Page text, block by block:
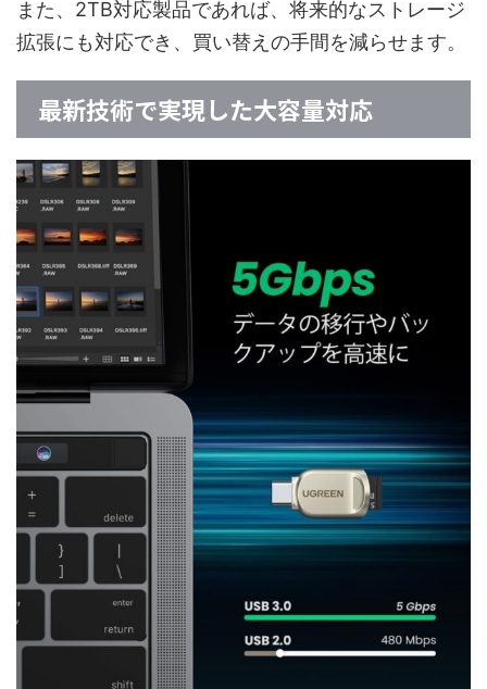
また、2TB対応製品であれば、将来的なストレージ
拡張にも対応でき、買い替えの手間を減らせます。
最新技術で実現した大容量対応